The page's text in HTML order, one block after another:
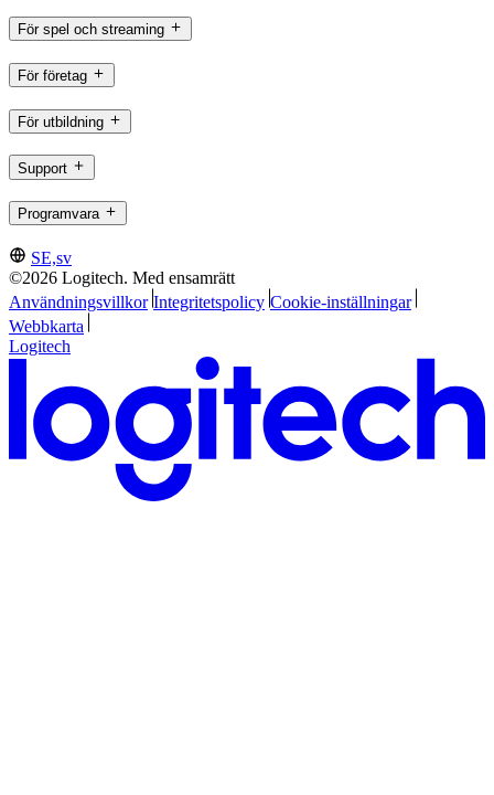
För spel och streaming
För företag
För utbildning
Support
Programvara
SE,sv
©2026 Logitech. Med ensamrätt
Användningsvillkor Integritetspolicy Cookie-inställningar
Webbkarta
Logitech